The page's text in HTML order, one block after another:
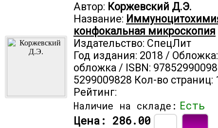
Автор: Коржевский Д.Э.
Название:
конфокальная микроскопия
Издательство: СпецЛит
Год издания: 2018 /
обложка / ISBN:
5299009828 Кол-во страниц:
Рейтинг:
Наличие на складе: Есть
Цена: 286.00